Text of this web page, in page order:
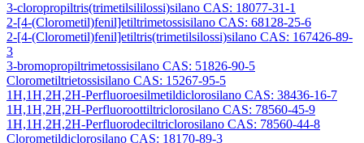
3-cloropropiltris(trimetilsililossi)silano CAS: 18077-31-1
2-[4-(Clorometil)fenil]etiltrimetossisilano CAS: 68128-25-6
2-[4-(Clorometil)fenil]etiltris(trimetilsilossi)silano CAS: 167426-89-
3
3-bromopropiltrimetossisilano CAS: 51826-90-5
Clorometiltrietossisilano CAS: 15267-95-5
1H,1H,2H,2H-Perfluoroesilmetildiclorosilano CAS: 38436-16-7
1H,1H,2H,2H-Perfluoroottiltriclorosilano CAS: 78560-45-9
1H,1H,2H,2H-Perfluorodeciltriclorosilano CAS: 78560-44-8
Clorometildiclorosilano CAS: 18170-89-3